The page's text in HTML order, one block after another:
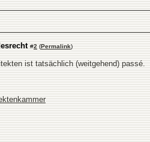
#2 (Permalink)
ist tatsächlich (weitgehend) passé.